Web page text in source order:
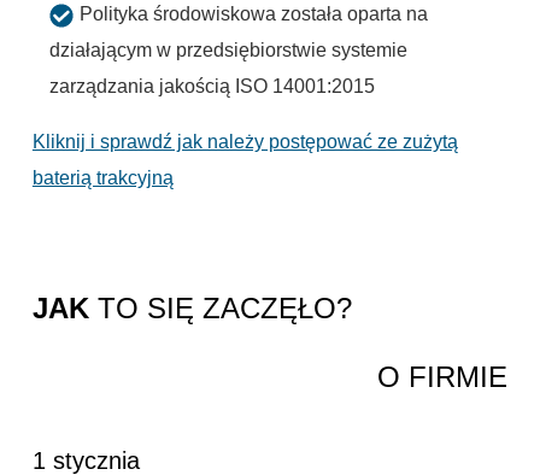
Polityka środowiskowa została oparta na
działającym w przedsiębiorstwie systemie
zarządzania jakością ISO 14001:2015
Kliknij i sprawdź jak należy postępować ze zużytą
baterią trakcyjną
JAKTO SIĘ ZACZĘŁO?
O FIRMIE
1 stycznia